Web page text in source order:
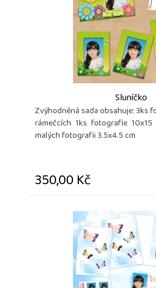
Sluníčko
Zvýhodněná sada obsahuje: 3ks
rámečcích 1ks fotografie
malých fotografii 3.5x4.5 cm
350,00 Kč